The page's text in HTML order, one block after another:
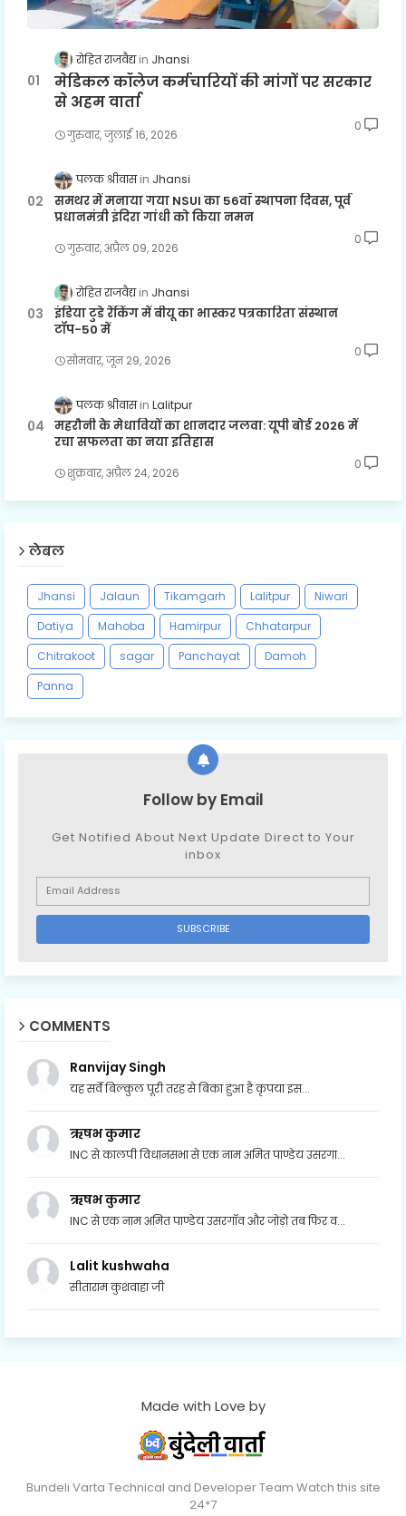
रोहित राजवैद्य Jhansi
मेडिकल कॉलेज कर्मचारियों की मांगों पर सरकार
से अहम वार्ता
गुरुवार, जुलाई 16, 2026
0
पलक श्रीवास Jhansi
समथर में मनाया गया NSUI का 56वाँ स्थापना दिवस, पूर्व
प्रधानमंत्री इंदिरा गांधी को किया नमन
गुरुवार, अप्रैल 09, 2026
0
रोहित राजवैद्य Jhansi
इंडिया टुडे रैंकिंग में बीयू का भास्कर पत्रकारिता संस्थान
टॉप-50 में
सोमवार, जून 29, 2026
0
पलक श्रीवास Lalitpur
महरौनी के मेधावियों का शानदार जलवा: यूपी बोर्ड 2026 में
रचा सफलता का नया इतिहास
शुक्रवार, अप्रैल 24, 2026
0
लेबल
Jhansi Jalaun Tikamgarh Lalitpur
Niwari
Datiya
Mahoba Hamirpur
Chhatarpur
Chitrakoot
sagar Panchayat
Damoh
Panna
Follow by Email
Get Notified About Next Update Direct to Your
inbox
COMMENTS
Ranvijay Singh
यह सर्वे बिल्कुल पूरी तरह से बिका हुआ है कृपया इस...
ऋषभ कुमार
INC से कालपी विधानसभा से एक नाम अमित पाण्डेय उसरगा...
ऋषभ कुमार
INC से एक नाम अमित पाण्डेय उसरगॉव और जोड़ो तब फिर व...
Lalit kushwaha
सीताराम कुशवाहा जी
Made with Love by
Bundeli Varta Technical and Developer Team Watch this site
24*7